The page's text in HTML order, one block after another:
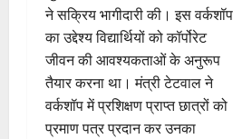
ने सक्रिय भागीदारी की। इस वर्कशॉप
का उद्देश्य विद्यार्थियों को कॉर्पोरेट
जीवन की आवश्यकताओं के अनुरूप
तैयार करना था। मंत्री टेटवाल ने
वर्कशॉप में प्रशिक्षण प्राप्त छात्रों को
प्रमाण पत्र प्रदान कर उनका